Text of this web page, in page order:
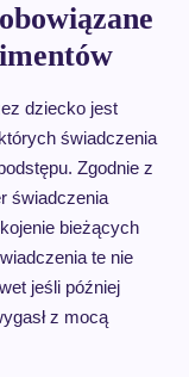
dziecko jest
świadczenia
Zgodnie z
świadczenia
bieżących
te nie
jeśli później
z mocą